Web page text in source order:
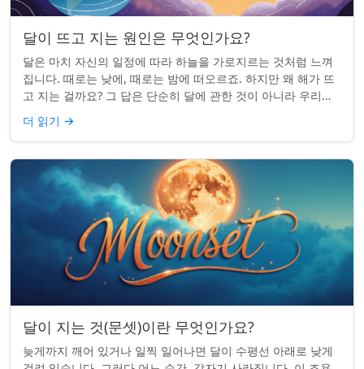
달이 뜨고 지는 원인은 무엇인가요?
달은 마치 자신의 일정에 따라 하늘을 가로지르는 것처럼 느껴
집니다. 때로는 낮에, 때로는 밤에 떠오르죠. 하지만 왜 해가 뜨
고 지는 걸까요? 그 답은 단순히 달에 관한 것이 아니라 우리에
관한 것입니다. 핵심 통찰:...
더 읽기 →
달이 지는 것(문셋)이란 무엇인가요?
늦게까지 깨어 있거나 일찍 일어나면 달이 수평선 아래로 낮게